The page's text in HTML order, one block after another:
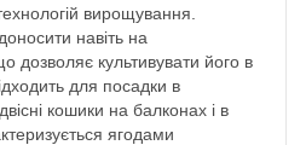
вирощування.
навіть на
дозволяє культивувати його в
для посадки в
кошики на балконах і в
ягодами